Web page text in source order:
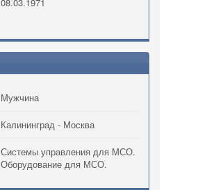
Мужчина
Калининград - Москва
Системы управления для МСО.
Оборудование для МСО.